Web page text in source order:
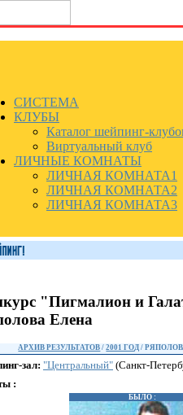
СИСТЕМА
КЛУБЫ
Каталог шейпинг-
Виртуальный клуб
ЛИЧНЫЕ КОМНАТЫ
ЛИЧНАЯ КОМНАТА1
ЛИЧНАЯ КОМНАТА2
ЛИЧНАЯ КОМНАТА3
"Пигмалион и
Елена
АРХИВ РЕЗУЛЬТАТОВ /2001 ГОД /
зал: "Центральный" (Санкт-
:
БЫЛО :